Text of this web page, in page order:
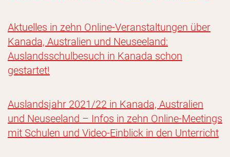
Aktuelles in zehn Online-Veranstaltungen über
Kanada, Australien und Neuseeland:
Auslandsschulbesuch in Kanada schon
gestartet!
Auslandsjahr 2021/22 in Kanada, Australien
und Neuseeland – Infos in zehn Online-Meetings
mit Schulen und Video-Einblick in den Unterricht